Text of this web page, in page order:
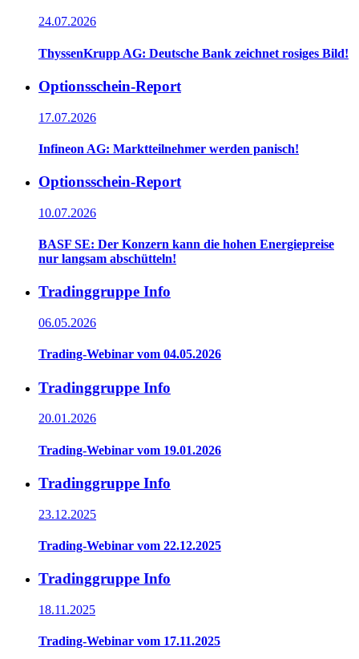
24.07.2026
ThyssenKrupp AG: Deutsche Bank zeichnet rosiges Bild!
Optionsschein-Report
17.07.2026
Infineon AG: Marktteilnehmer werden panisch!
Optionsschein-Report
10.07.2026
BASF SE: Der Konzern kann die hohen Energiepreise
nur langsam abschütteln!
Tradinggruppe Info
06.05.2026
Trading-Webinar vom 04.05.2026
Tradinggruppe Info
20.01.2026
Trading-Webinar vom 19.01.2026
Tradinggruppe Info
23.12.2025
Trading-Webinar vom 22.12.2025
Tradinggruppe Info
18.11.2025
Trading-Webinar vom 17.11.2025